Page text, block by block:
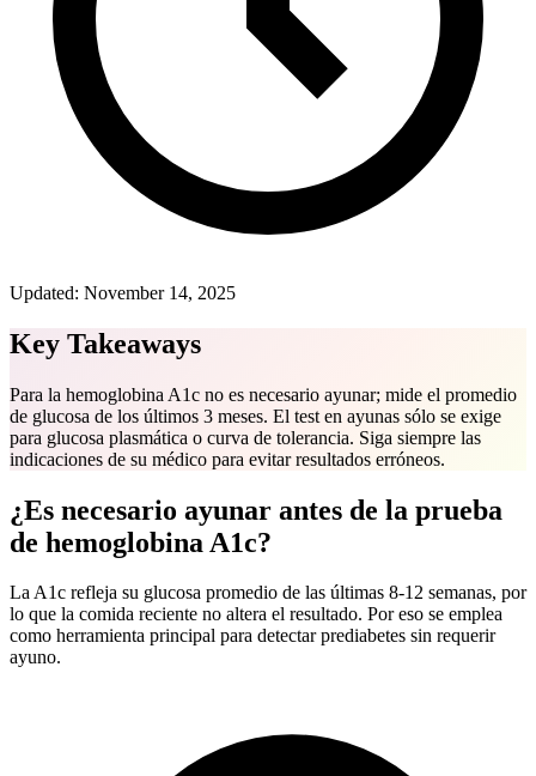
Updated: November 14, 2025
Key Takeaways
Para la hemoglobina A1c no es necesario ayunar; mide el promedio
de glucosa de los últimos 3 meses. El test en ayunas sólo se exige
para glucosa plasmática o curva de tolerancia. Siga siempre las
indicaciones de su médico para evitar resultados erróneos.
¿Es necesario ayunar antes de la prueba
de hemoglobina A1c?
La A1c refleja su glucosa promedio de las últimas 8-12 semanas, por
lo que la comida reciente no altera el resultado. Por eso se emplea
como herramienta principal para detectar prediabetes sin requerir
ayuno.